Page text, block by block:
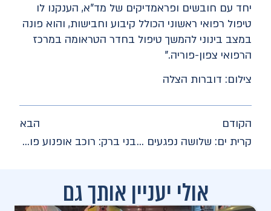
יחד עם חובשים ופראמדיקים של מד"א, הענקנו לו
טיפול רפואי ראשוני הכולל קיבוע וחבישות, והוא פונה
במצב בינוני להמשך טיפול בחדר הטראומה במרכז
הרפואי צפון-פוריה."
צילום: דוברות הצלה
הקודם
קרית ים: שלושה נפגעים פונו במצב בינוני וקל לאחר תאונת דרכים
הבא
בני ברק: רוכב אופנוע פונה במצב בינוני לאחר תאונת דרכים
אולי יעניין אותך גם